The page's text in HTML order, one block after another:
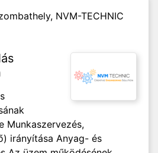
NVM-TECHNIC
Munkaszervezés,
irányítása Anyag- és